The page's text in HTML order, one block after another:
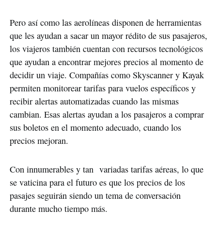
Pero así como las aerolíneas disponen de herramientas
que les ayudan a sacar un mayor rédito de sus pasajeros,
los viajeros también cuentan con recursos tecnológicos
que ayudan a encontrar mejores precios al momento de
decidir un viaje. Compañías como Skyscanner y Kayak
permiten monitorear tarifas para vuelos específicos y
recibir alertas automatizadas cuando las mismas
cambian. Esas alertas ayudan a los pasajeros a comprar
sus boletos en el momento adecuado, cuando los
precios mejoran.
Con innumerables y tan variadas tarifas aéreas, lo que
se vaticina para el futuro es que los precios de los
pasajes seguirán siendo un tema de conversación
durante mucho tiempo más.